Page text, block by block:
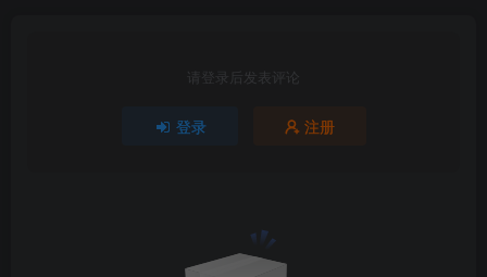
请登录后发表评论
登录 注册